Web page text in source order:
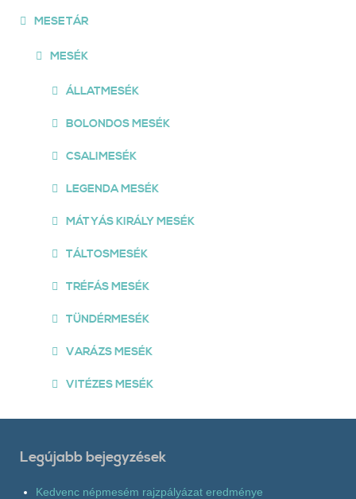
MESETÁR
MESÉK
ÁLLATMESÉK
BOLONDOS MESÉK
CSALIMESÉK
LEGENDA MESÉK
MÁTYÁS KIRÁLY MESÉK
TÁLTOSMESÉK
TRÉFÁS MESÉK
TÜNDÉRMESÉK
VARÁZS MESÉK
VITÉZES MESÉK
Legújabb bejegyzések
Kedvenc népmesém rajzpályázat eredménye